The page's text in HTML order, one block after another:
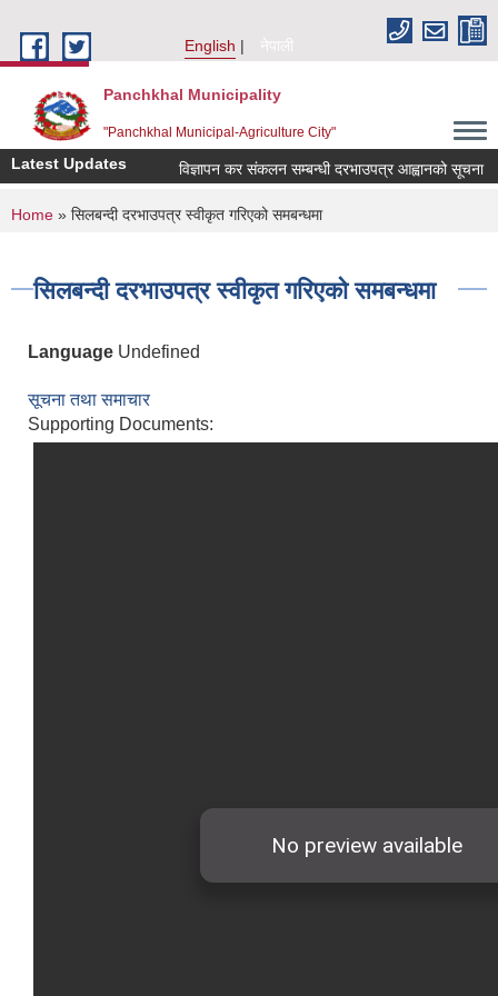
English
नेपाली
Panchkhal Municipality
"Panchkhal Municipal-Agriculture City"
Latest Updates विज्ञापन कर संकलन सम्बन्धी दरभाउपत्र आह्वानको सूचना
You are here
Home » सिलबन्दी दरभाउपत्र स्वीकृत गरिएको समबन्धमा
सिलबन्दी दरभाउपत्र स्वीकृत गरिएको समबन्धमा
Language Undefined
सूचना तथा समाचार
Supporting Documents: